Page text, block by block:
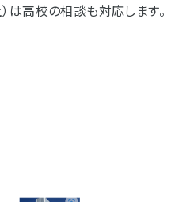
は高校の相談も対応します。